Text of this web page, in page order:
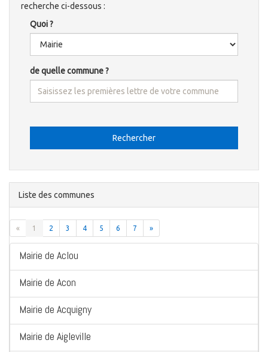
recherche ci-dessous :
Quoi ?
de quelle commune ?
Rechercher
Liste des communes
« 1 2 3 4 5 6 7 »
Mairie de Aclou
Mairie de Acon
Mairie de Acquigny
Mairie de Aigleville